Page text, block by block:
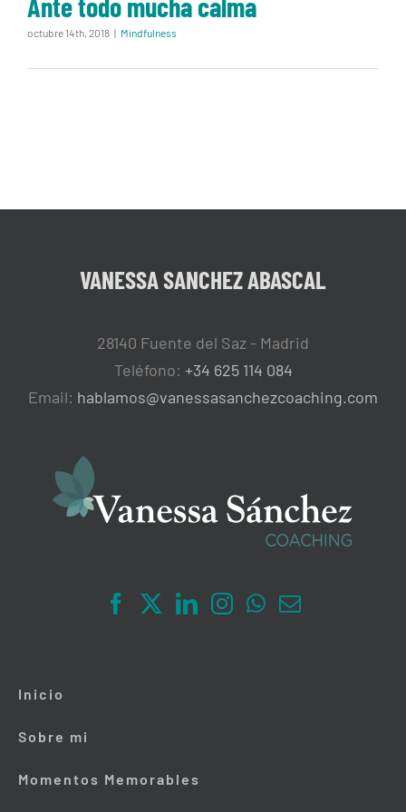
octubre 14th, 2018 | Mindfulness
VANESSA SANCHEZ ABASCAL
28140 Fuente del Saz - Madrid
Teléfono: +34 625 114 084
Email: hablamos@vanessasanchezcoaching.com
Inicio
Sobre mi
Momentos Memorables